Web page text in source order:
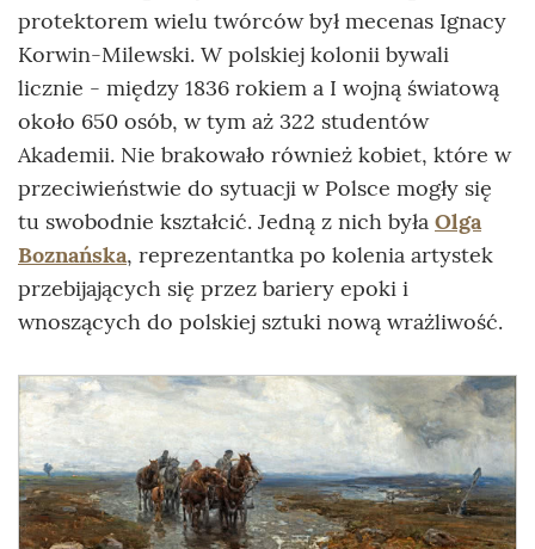
protektorem wielu twórców był mecenas Ignacy
Korwin-Milewski. W polskiej kolonii bywali
licznie - między 1836 rokiem a I wojną światową
około 650 osób, w tym aż 322 studentów
Akademii. Nie brakowało również kobiet, które w
przeciwieństwie do sytuacji w Polsce mogły się
tu swobodnie kształcić. Jedną z nich była Olga
Boznańska, reprezentantka po kolenia artystek
przebijających się przez bariery epoki i
wnoszących do polskiej sztuki nową wrażliwość.